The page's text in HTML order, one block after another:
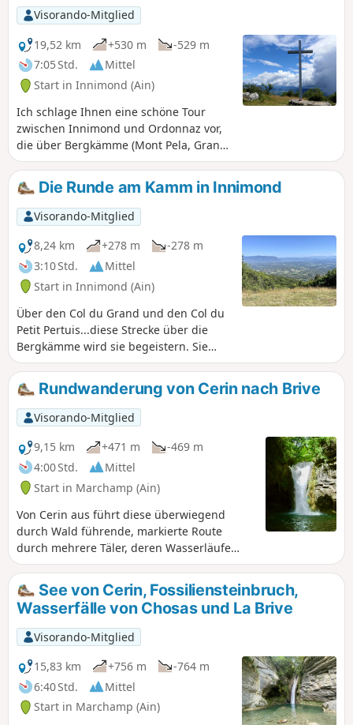
Visorando-Mitglied
19,52 km
+530 m
-529 m
7:05 Std.
Mittel
Start in Innimond (Ain)
Ich schlage Ihnen eine schöne Tour
zwischen Innimond und Ordonnaz vor,
die über Bergkämme (Mont Pela, Grand
Pertuis und Mollard de Don) und dann
durch eine Hochebene zwischen
Wäldern und Wiesen führt. Unterwegs
bieten sich Ihnen insbesondere schöne
Ausblicke auf die Alpen.
Die Runde am Kamm in Innimond
Visorando-Mitglied
8,24 km
+278 m
-278 m
3:10 Std.
Mittel
Start in Innimond (Ain)
Über den Col du Grand und den Col du
Petit Pertuis...diese Strecke über die
Bergkämme wird sie begeistern. Sie
bietet einen 360°-Blick auf die Alpen,
das Zentralmassiv und das
Juragebierge. Eine Wanderung ohne
große Schwierigkeiten für geübte
Wanderer.
Rundwanderung von Cerin nach Brive
Visorando-Mitglied
9,15 km
+471 m
-469 m
4:00 Std.
Mittel
Start in Marchamp (Ain)
Von Cerin aus führt diese überwiegend
durch Wald führende, markierte Route
durch mehrere Täler, deren Wasserläufe
mehrere Wasserfälle bilden. Nach
regnerischem Wetter sind die Wasserfälle
wunderschön, aber der Boden ist dann auch
rutschiger.
See von Cerin, Fossiliensteinbruch,
Wasserfälle von Chosas und La Brive
Visorando-Mitglied
15,83 km
+756 m
-764 m
6:40 Std.
Mittel
Start in Marchamp (Ain)